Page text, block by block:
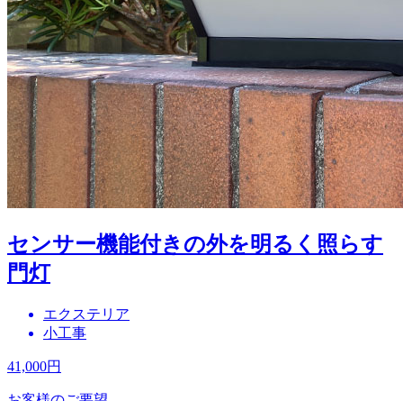
センサー機能付きの外を明るく照らす
門灯
エクステリア
小工事
41,000円